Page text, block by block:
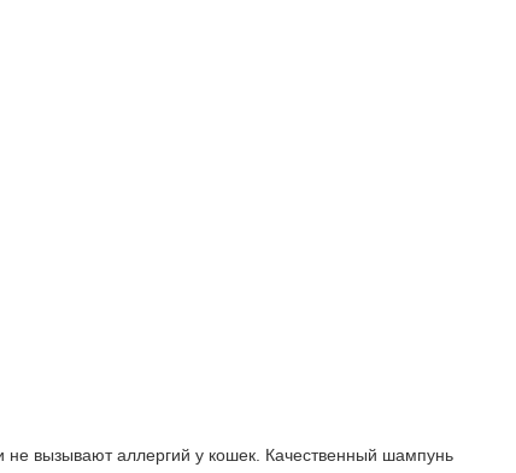
не вызывают аллергий у кошек. Качественный шампунь